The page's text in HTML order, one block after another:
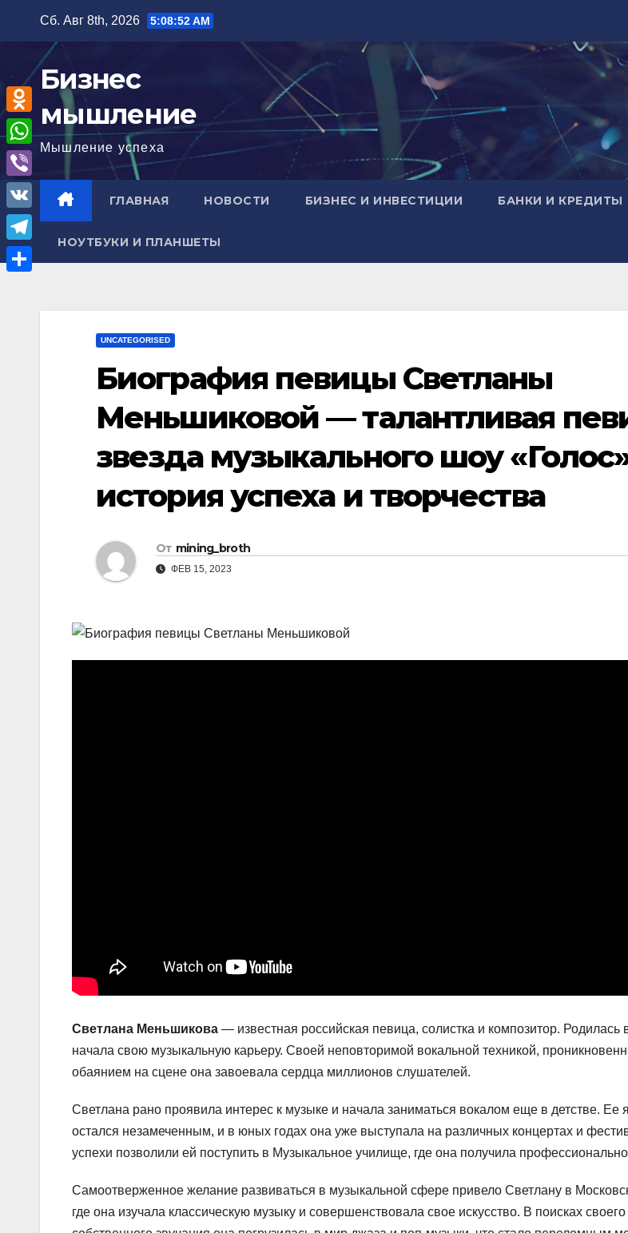
содержимому
Сб. Авг 8th, 2026 5:08:53 AM
Бизнес
мышление
Мышление успеха
ГЛАВНАЯ НОВОСТИ БИЗНЕС И ИНВЕСТИЦИИ БАНКИ И КРЕДИТЫ
НОУТБУКИ И ПЛАНШЕТЫ
UNCATEGORISED
Биография певицы Светланы
Меньшиковой — талантливая
звезда музыкального шоу
история успеха и творчества
От mining_broth
ФЕВ 15, 2023
Светлана Меньшикова — известная российская певица, солистка и композитор. Родилась
начала свою музыкальную карьеру. Своей неповторимой вокальной техникой,
обаянием на сцене она завоевала сердца миллионов слушателей.
Светлана рано проявила интерес к музыке и начала заниматься вокалом еще в детстве. Ее
остался незамеченным, и в юных годах она уже выступала на различных концертах и
успехи позволили ей поступить в Музыкальное училище, где она получила
Самоотверженное желание развиваться в музыкальной сфере привело Светлану в
где она изучала классическую музыку и совершенствовала свое искусство. В поисках своего
O
d
n
o
k
l
W
h
a
s
V
i
b
e
V
K
T